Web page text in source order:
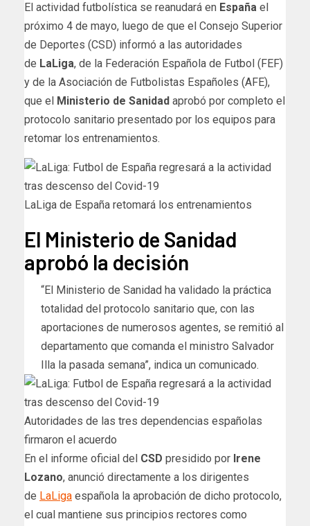
El actividad futbolística se reanudará en España el
próximo 4 de mayo, luego de que el Consejo Superior
de Deportes (CSD) informó a las autoridades
de LaLiga, de la Federación Española de Futbol (FEF)
y de la Asociación de Futbolistas Españoles (AFE),
que el
Ministerio de Sanidad aprobó por completo el
protocolo sanitario presentado por los equipos para
retomar los entrenamientos.
LaLiga de España retomará los entrenamientos
El Ministerio de Sanidad
aprobó la decisión
“El Ministerio de Sanidad ha validado la práctica
totalidad del protocolo sanitario que, con las
aportaciones de numerosos agentes, se remitió al
departamento que comanda el ministro Salvador
Illa la pasada semana”, indica un comunicado.
Autoridades de las tres dependencias españolas
firmaron el acuerdo
En el informe oficial del CSD presidido por Irene
Lozano, anunció directamente a los dirigentes
de LaLiga española la aprobación de dicho protocolo,
el cual mantiene sus principios rectores como